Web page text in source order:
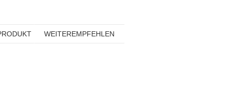
WEITEREMPFEHLEN